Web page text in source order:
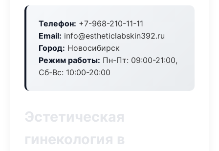
Телефон: +7-968-210-11-11
Email: info@estheticlabskin392.ru
Город: Новосибирск
Режим работы: Пн-Пт: 09:00-21:00,
Сб-Вс: 10:00-20:00
Эстетическая
гинекология в